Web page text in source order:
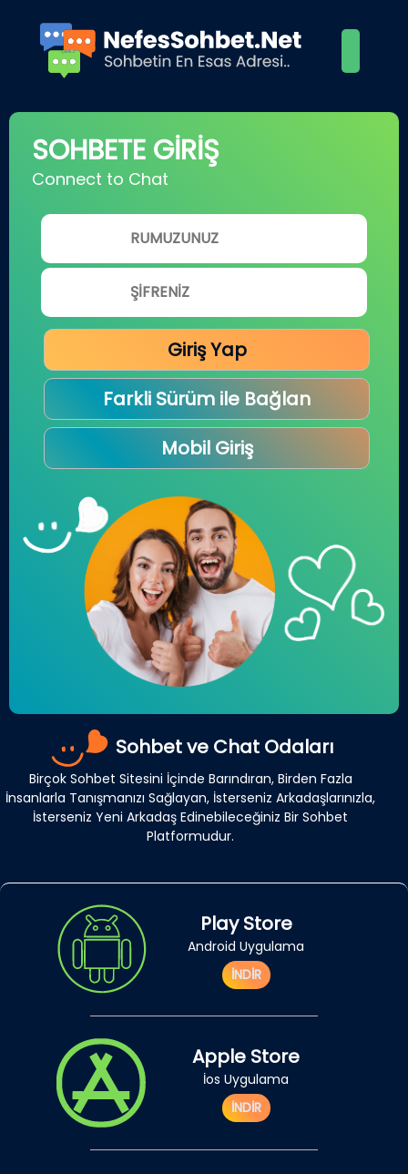
SOHBETE GİRİŞ
Connect to Chat
Giriş Yap
Farkli Sürüm ile Bağlan
Mobil Giriş
Sohbet ve Chat Odaları
Birçok Sohbet Sitesini İçinde Barındıran, Birden Fazla
İnsanlarla Tanışmanızı Sağlayan, İsterseniz Arkadaşlarınızla,
İsterseniz Yeni Arkadaş Edinebileceğiniz Bir Sohbet
Platformudur.
Play Store
Android Uygulama
İNDİR
Apple Store
İos Uygulama
İNDİR